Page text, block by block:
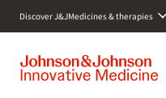
Discover J&JMedicines & therapies